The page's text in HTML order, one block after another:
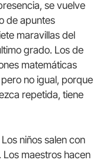
se vuelve
de apuntes
maravillas del
grado. Los de
matemáticas
no igual, porque
repetida, tiene
niños salen con
maestros hacen